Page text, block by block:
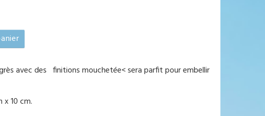
avec des finitions mouchetée< sera parfit pour embellir
x 10 cm.